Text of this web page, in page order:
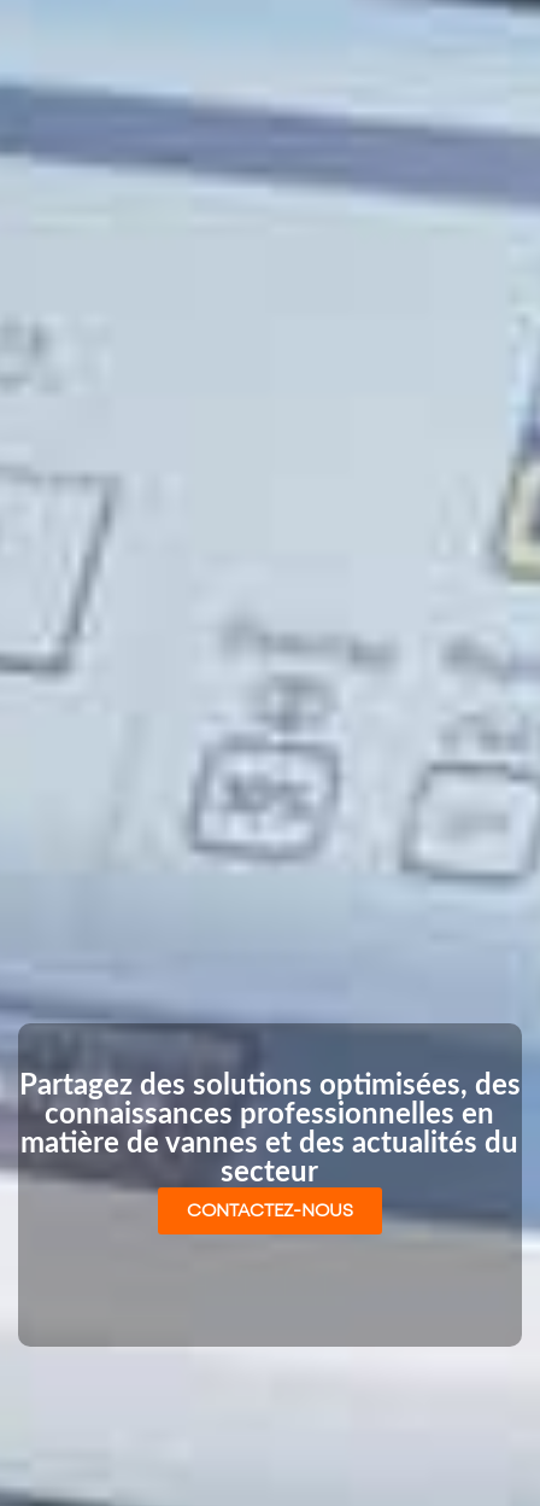
Partagez des solutions optimisées, des
connaissances professionnelles en
matière de vannes et des actualités du
secteur
CONTACTEZ-NOUS